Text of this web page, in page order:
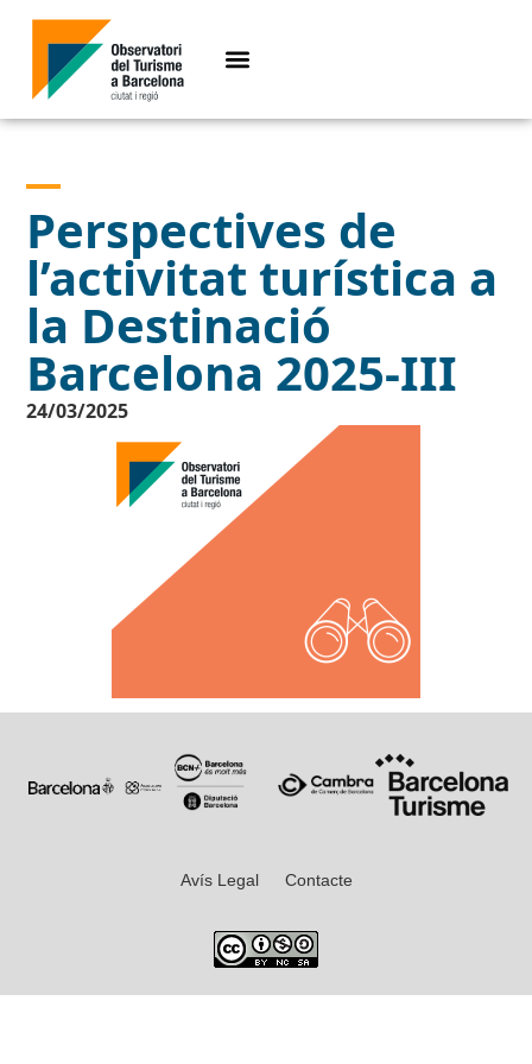
Perspectives de
l’activitat turística a
la Destinació
Barcelona 2025-III
24/03/2025
Avís Legal Contacte